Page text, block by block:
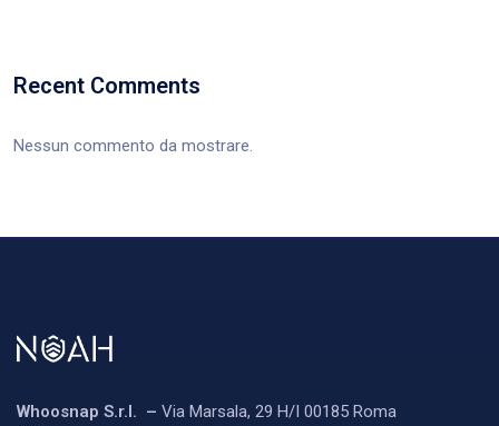
Recent Comments
Nessun commento da mostrare.
Whoosnap S.r.l. – Via Marsala, 29 H/I 00185 Roma